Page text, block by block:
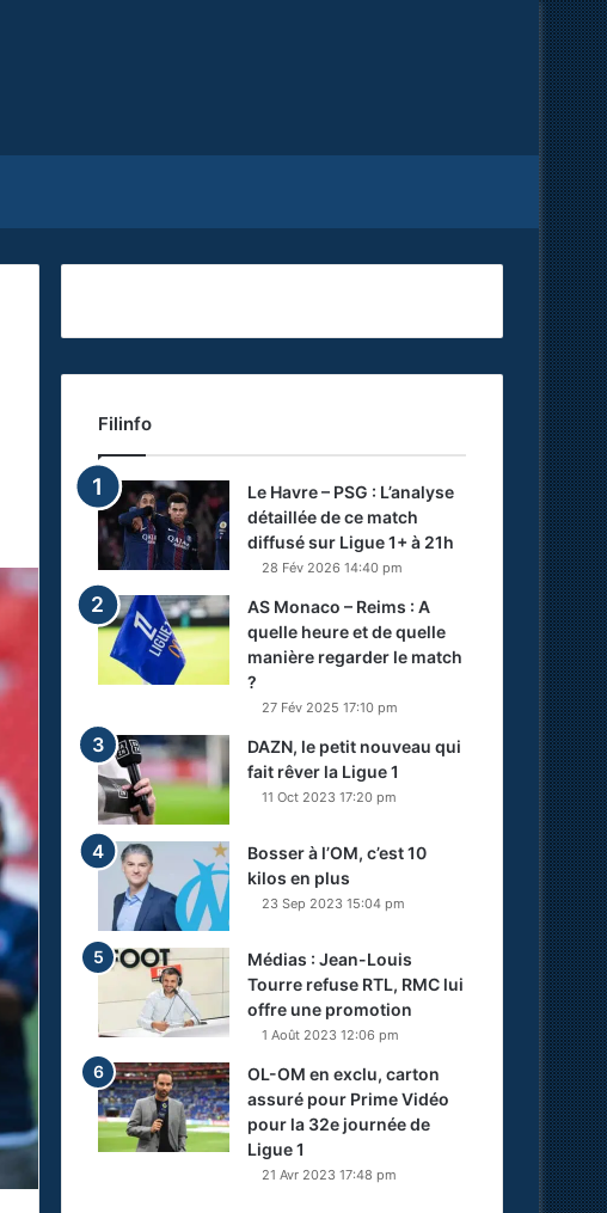
Filinfo
Le Havre – PSG : L’analyse
détaillée de ce match
diffusé sur Ligue 1+ à 21h
28 Fév 2026 14:40 pm
AS Monaco – Reims : A
quelle heure et de quelle
manière regarder le match
?
27 Fév 2025 17:10 pm
DAZN, le petit nouveau qui
fait rêver la Ligue 1
11 Oct 2023 17:20 pm
Bosser à l’OM, c’est 10
kilos en plus
23 Sep 2023 15:04 pm
Médias : Jean-Louis
Tourre refuse RTL, RMC lui
offre une promotion
1 Août 2023 12:06 pm
OL-OM en exclu, carton
assuré pour Prime Vidéo
pour la 32e journée de
Ligue 1
21 Avr 2023 17:48 pm